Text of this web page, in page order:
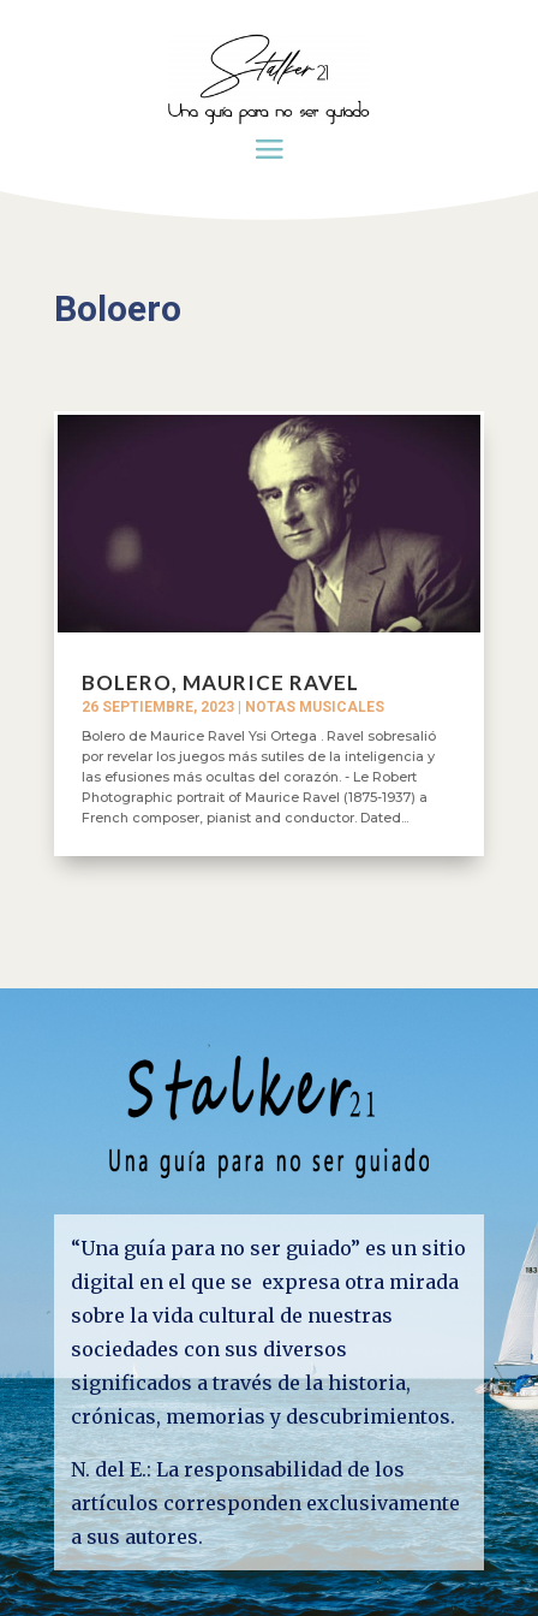
Boloero
BOLERO, MAURICE RAVEL
26 SEPTIEMBRE, 2023| NOTAS MUSICALES
Bolero de Maurice Ravel Ysi Ortega . Ravel sobresalió
por revelar los juegos más sutiles de la inteligencia y
las efusiones más ocultas del corazón. - Le Robert
Photographic portrait of Maurice Ravel (1875-1937) a
French composer, pianist and conductor. Dated...
“Una guía para no ser guiado” es un sitio
digital en el que se expresa otra mirada
sobre la vida cultural de nuestras
sociedades con sus diversos
significados a través de la historia,
crónicas, memorias y descubrimientos.
N. del E.: La responsabilidad de los
artículos corresponden exclusivamente
a sus autores.